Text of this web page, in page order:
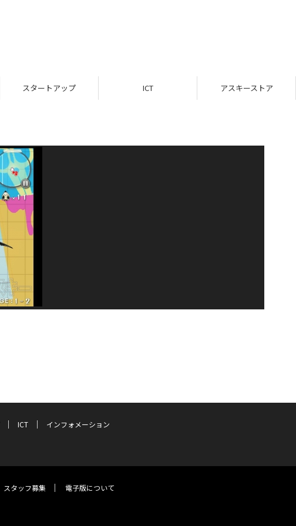
スタートアップ ICT アスキーストア
ICT
インフォメーション
スタッフ募集 電子版について